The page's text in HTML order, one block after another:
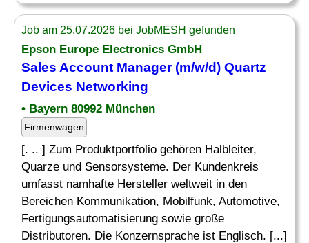
Job am 25.07.2026 bei JobMESH gefunden
Epson Europe Electronics GmbH
Sales Account Manager (m/w/d) Quartz
Devices Networking
• Bayern 80992 München
Firmenwagen
[. .. ] Zum Produktportfolio gehören Halbleiter,
Quarze und Sensorsysteme. Der Kundenkreis
umfasst namhafte Hersteller weltweit in den
Bereichen Kommunikation, Mobilfunk, Automotive,
Fertigungsautomatisierung sowie große
Distributoren. Die Konzernsprache ist Englisch. [...]